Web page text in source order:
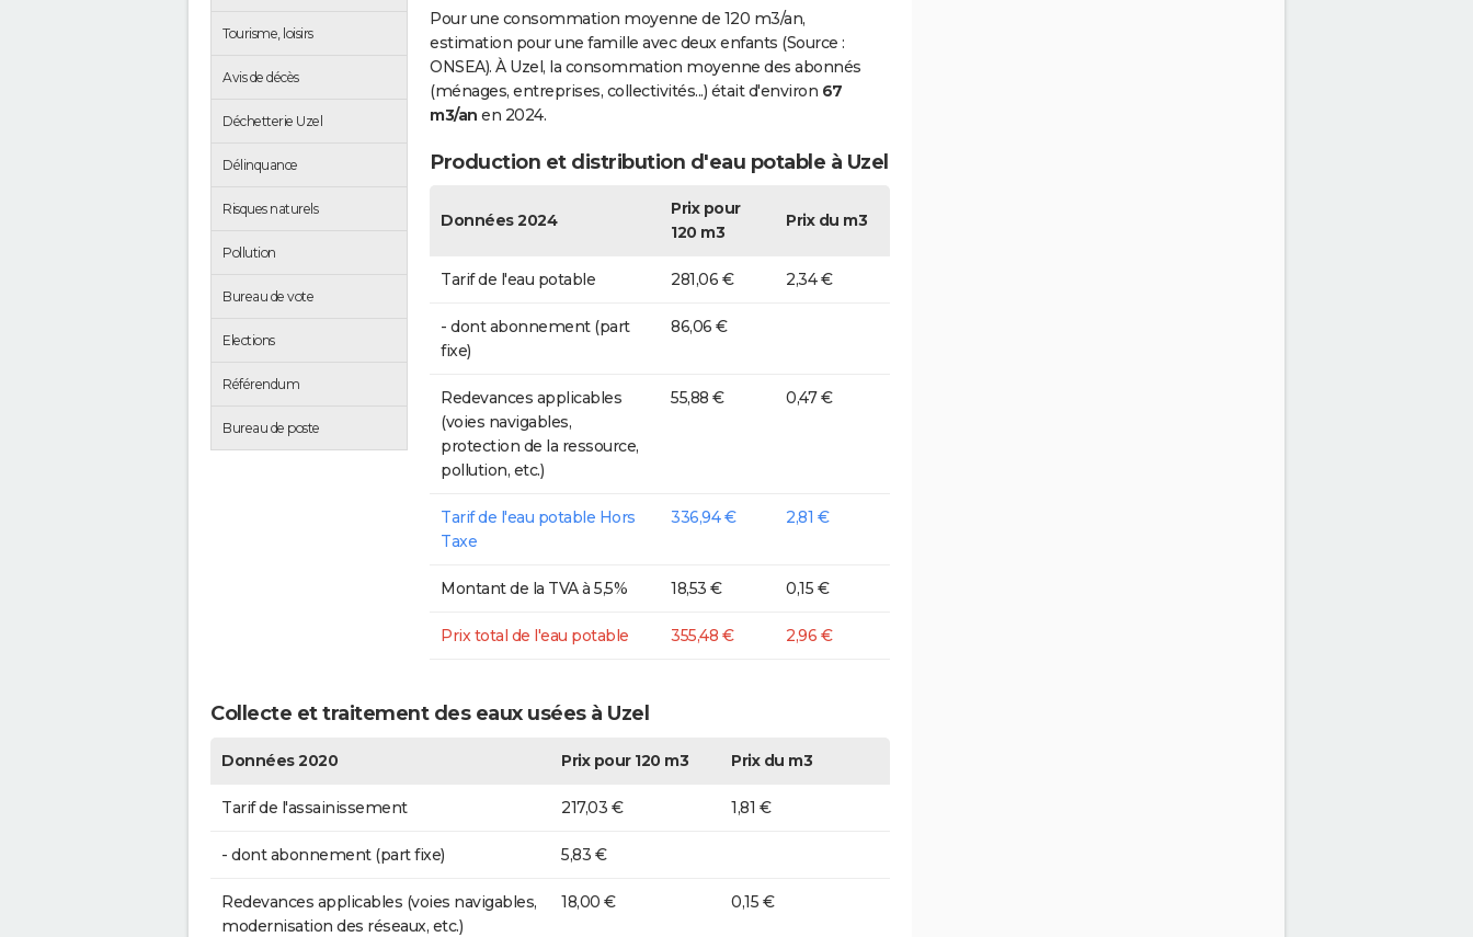
Tourisme, loisirs
Avis de décès
Déchetterie Uzel
Délinquance
Risques naturels
Pollution
Bureau de vote
Elections
Référendum
Bureau de poste
Pour une consommation moyenne de 120 m3/an,
estimation pour une famille avec deux enfants (Source :
ONSEA). À Uzel, la consommation moyenne des abonnés
(ménages, entreprises, collectivités...) était d'environ 67
m3/an en 2024.
Production et distribution d'eau potable à Uzel
Données 2024
Prix pour
120 m3
Prix du m3
Tarif de l'eau potable 281,06 € 2,34 €
- dont abonnement (part
fixe)
86,06 €
Redevances applicables
(voies navigables,
protection de la ressource,
pollution, etc.)
55,88 € 0,47 €
Tarif de l'eau potable Hors
Taxe
336,94 € 2,81 €
Montant de la TVA à 5,5% 18,53 € 0,15 €
Prix total de l'eau potable 355,48 € 2,96 €
Collecte et traitement des eaux usées à Uzel
Données 2020 Prix pour 120 m3 Prix du m3
Tarif de l'assainissement 217,03 € 1,81 €
- dont abonnement (part fixe) 5,83 €
Redevances applicables (voies navigables,
modernisation des réseaux, etc.)
18,00 € 0,15 €